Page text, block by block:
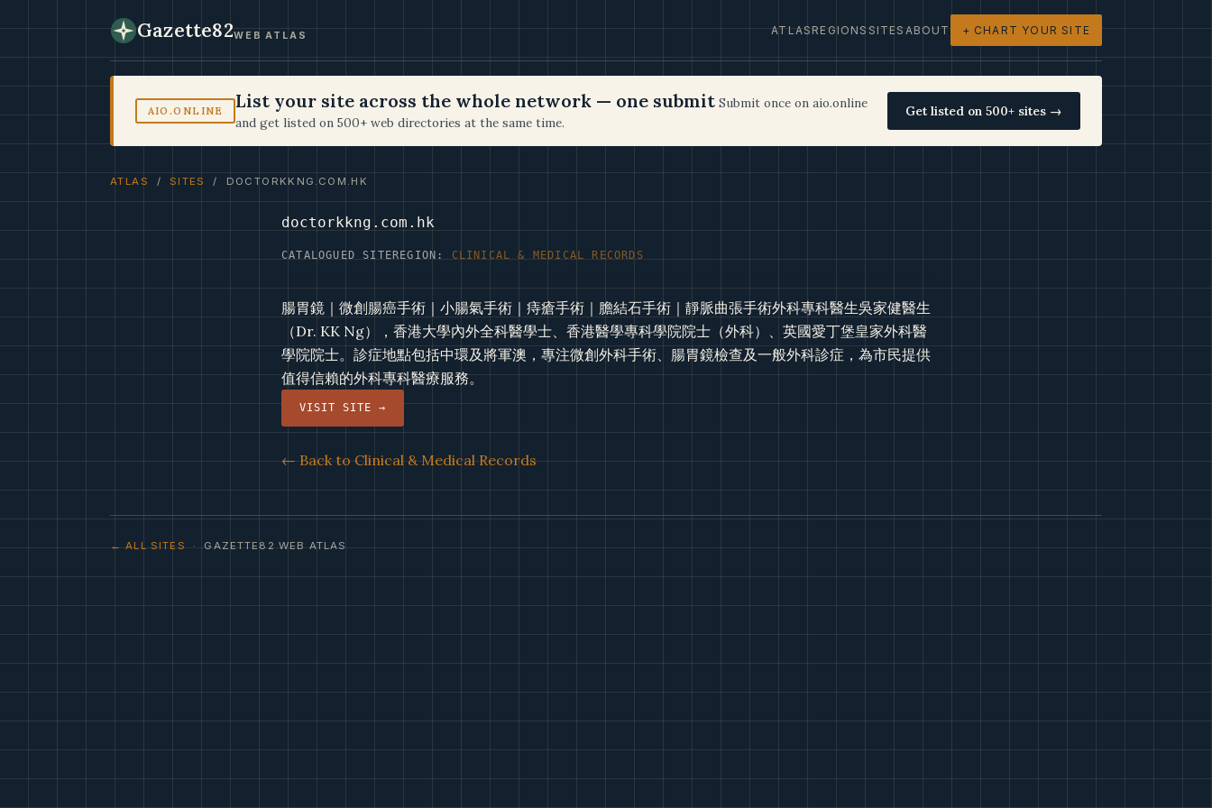
Gazette82WEB ATLAS ATLASREGIONSSITESABOUT + CHART YOUR SITE
AIO.ONLINE List your site across the whole network — one submit Submit once on aio.online
and get listed on 500+ web directories at the same time.
Get listed on 500+ sites →
ATLAS / SITES / DOCTORKKNG.COM.HK
doctorkkng.com.hk
CATALOGUED SITE REGION: CLINICAL & MEDICAL RECORDS
腸胃鏡｜微創腸癌手術｜小腸氣手術｜痔瘡手術｜膽結石手術｜靜脈曲張手術外科專科醫生吳家健醫生
（Dr. KK Ng），香港大學內外全科醫學士、香港醫學專科學院院士（外科）、英國愛丁堡皇家外科醫
學院院士。診症地點包括中環及將軍澳，專注微創外科手術、腸胃鏡檢查及一般外科診症，為市民提供
值得信賴的外科專科醫療服務。
VISIT SITE →
← Back to Clinical & Medical Records
← ALL SITES· GAZETTE82 WEB ATLAS